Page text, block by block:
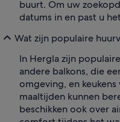
buurt. Om uw
datums in en past u
Wat zijn populaire
In Hergla zijn
andere balkons, die
omgeving, en
maaltijden kunnen
beschikken ook over